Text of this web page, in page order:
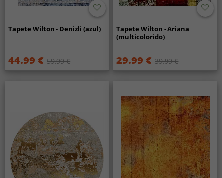
Tapete Wilton - Denizli (azul)
44.99 € 59.99 €
Tapete Wilton - Ariana
(multicolorido)
29.99 € 39.99 €